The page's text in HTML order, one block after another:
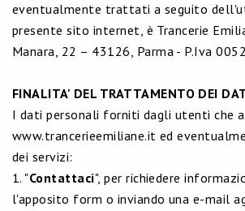
eventualmente trattati a seguito
presente sito internet, è Trancerie
Manara, 22 – 43126, Parma - P.Iva
FINALITA' DEL TRATTAMENTO DEI
I dati personali forniti dagli utenti che
www.trancerieemiliane.it ed
dei servizi:
1. "Contattaci", per richiedere
l'apposito form o inviando una e-mail